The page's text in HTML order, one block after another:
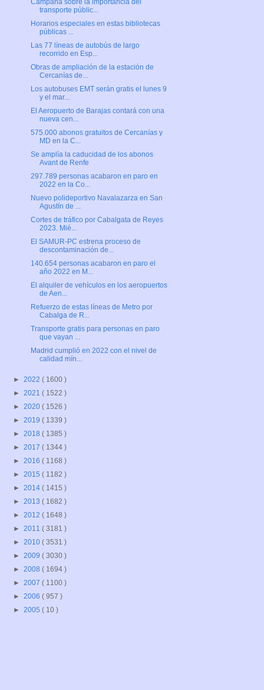
Campaña sobre la importancia del
transporte públic...
Horarios especiales en estas bibliotecas
públicas ...
Las 77 líneas de autobús de largo
recorrido en Esp...
Obras de ampliación de la estación de
Cercanías de...
Los autobuses EMT serán gratis el lunes 9
y el mar...
El Aeropuerto de Barajas contará con una
nueva cen...
575.000 abonos gratuitos de Cercanías y
MD en la C...
Se amplía la caducidad de los abonos
Avant de Renfe
297.789 personas acabaron en paro en
2022 en la Co...
Nuevo polideportivo Navalazarza en San
Agustín de ...
Cortes de tráfico por Cabalgata de Reyes
2023. Mié...
El SAMUR-PC estrena proceso de
descontaminación de...
140.654 personas acabaron en paro el
año 2022 en M...
El alquiler de vehículos en los aeropuertos
de Aen...
Refuerzo de estas líneas de Metro por
Cabalga de R...
Transporte gratis para personas en paro
que vayan ...
Madrid cumplió en 2022 con el nivel de
calidad mín...
► 2022 ( 1600 )
► 2021 ( 1522 )
► 2020 ( 1526 )
► 2019 ( 1339 )
► 2018 ( 1385 )
► 2017 ( 1344 )
► 2016 ( 1168 )
► 2015 ( 1182 )
► 2014 ( 1415 )
► 2013 ( 1682 )
► 2012 ( 1648 )
► 2011 ( 3181 )
► 2010 ( 3531 )
► 2009 ( 3030 )
► 2008 ( 1694 )
► 2007 ( 1100 )
► 2006 ( 957 )
► 2005 ( 10 )